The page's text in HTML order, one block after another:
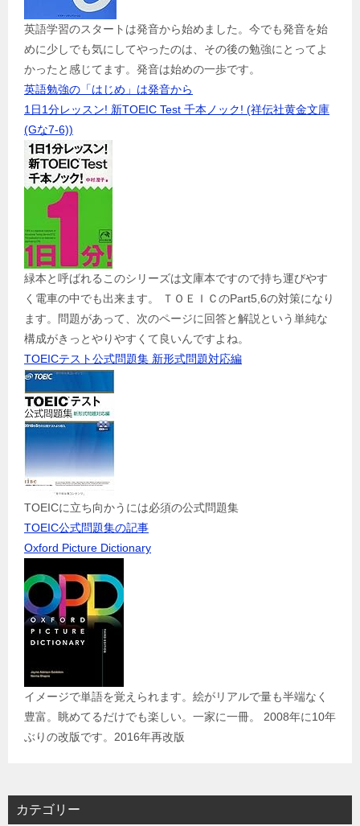
英語学習のスタートは発音から始めました。今でも発音を始
めに少しでも気にしてやったのは、その後の勉強にとってよ
かったと感じてます。発音は始めの一歩です。
英語勉強の「はじめ」は発音から
1日1分レッスン! 新TOEIC Test 千本ノック! (祥伝社黄金文庫
(Gな7-6))
緑本と呼ばれるこのシリーズは文庫本ですので持ち運びやす
く電車の中でも出来ます。 ＴＯＥＩＣのPart5,6の対策になり
ます。問題があって、次のページに回答と解説という単純な
構成がきっとやりやすくて良いんですよね。
TOEICテスト公式問題集 新形式問題対応編
TOEICに立ち向かうには必須の公式問題集
TOEIC公式問題集の記事
Oxford Picture Dictionary
イメージで単語を覚えられます。絵がリアルで量も半端なく
豊富。眺めてるだけでも楽しい。一家に一冊。 2008年に10年
ぶりの改版です。2016年再改版
カテゴリー